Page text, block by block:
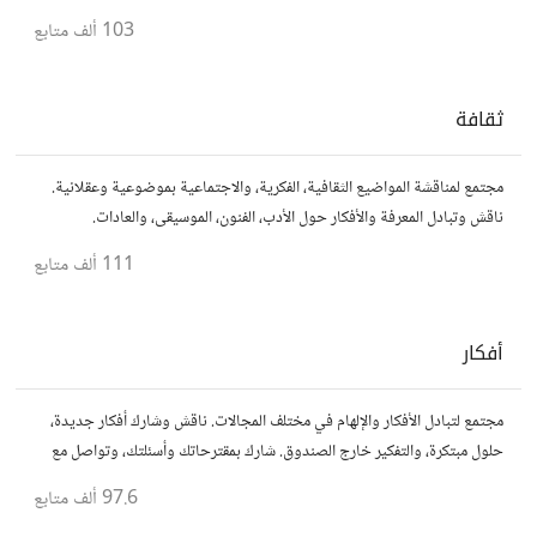
103 ألف متابع
ثقافة
مجتمع لمناقشة المواضيع الثقافية، الفكرية، والاجتماعية بموضوعية وعقلانية.
ناقش وتبادل المعرفة والأفكار حول الأدب، الفنون، الموسيقى، والعادات.
111 ألف متابع
أفكار
مجتمع لتبادل الأفكار والإلهام في مختلف المجالات. ناقش وشارك أفكار جديدة،
حلول مبتكرة، والتفكير خارج الصندوق. شارك بمقترحاتك وأسئلتك، وتواصل مع
97.6 ألف متابع